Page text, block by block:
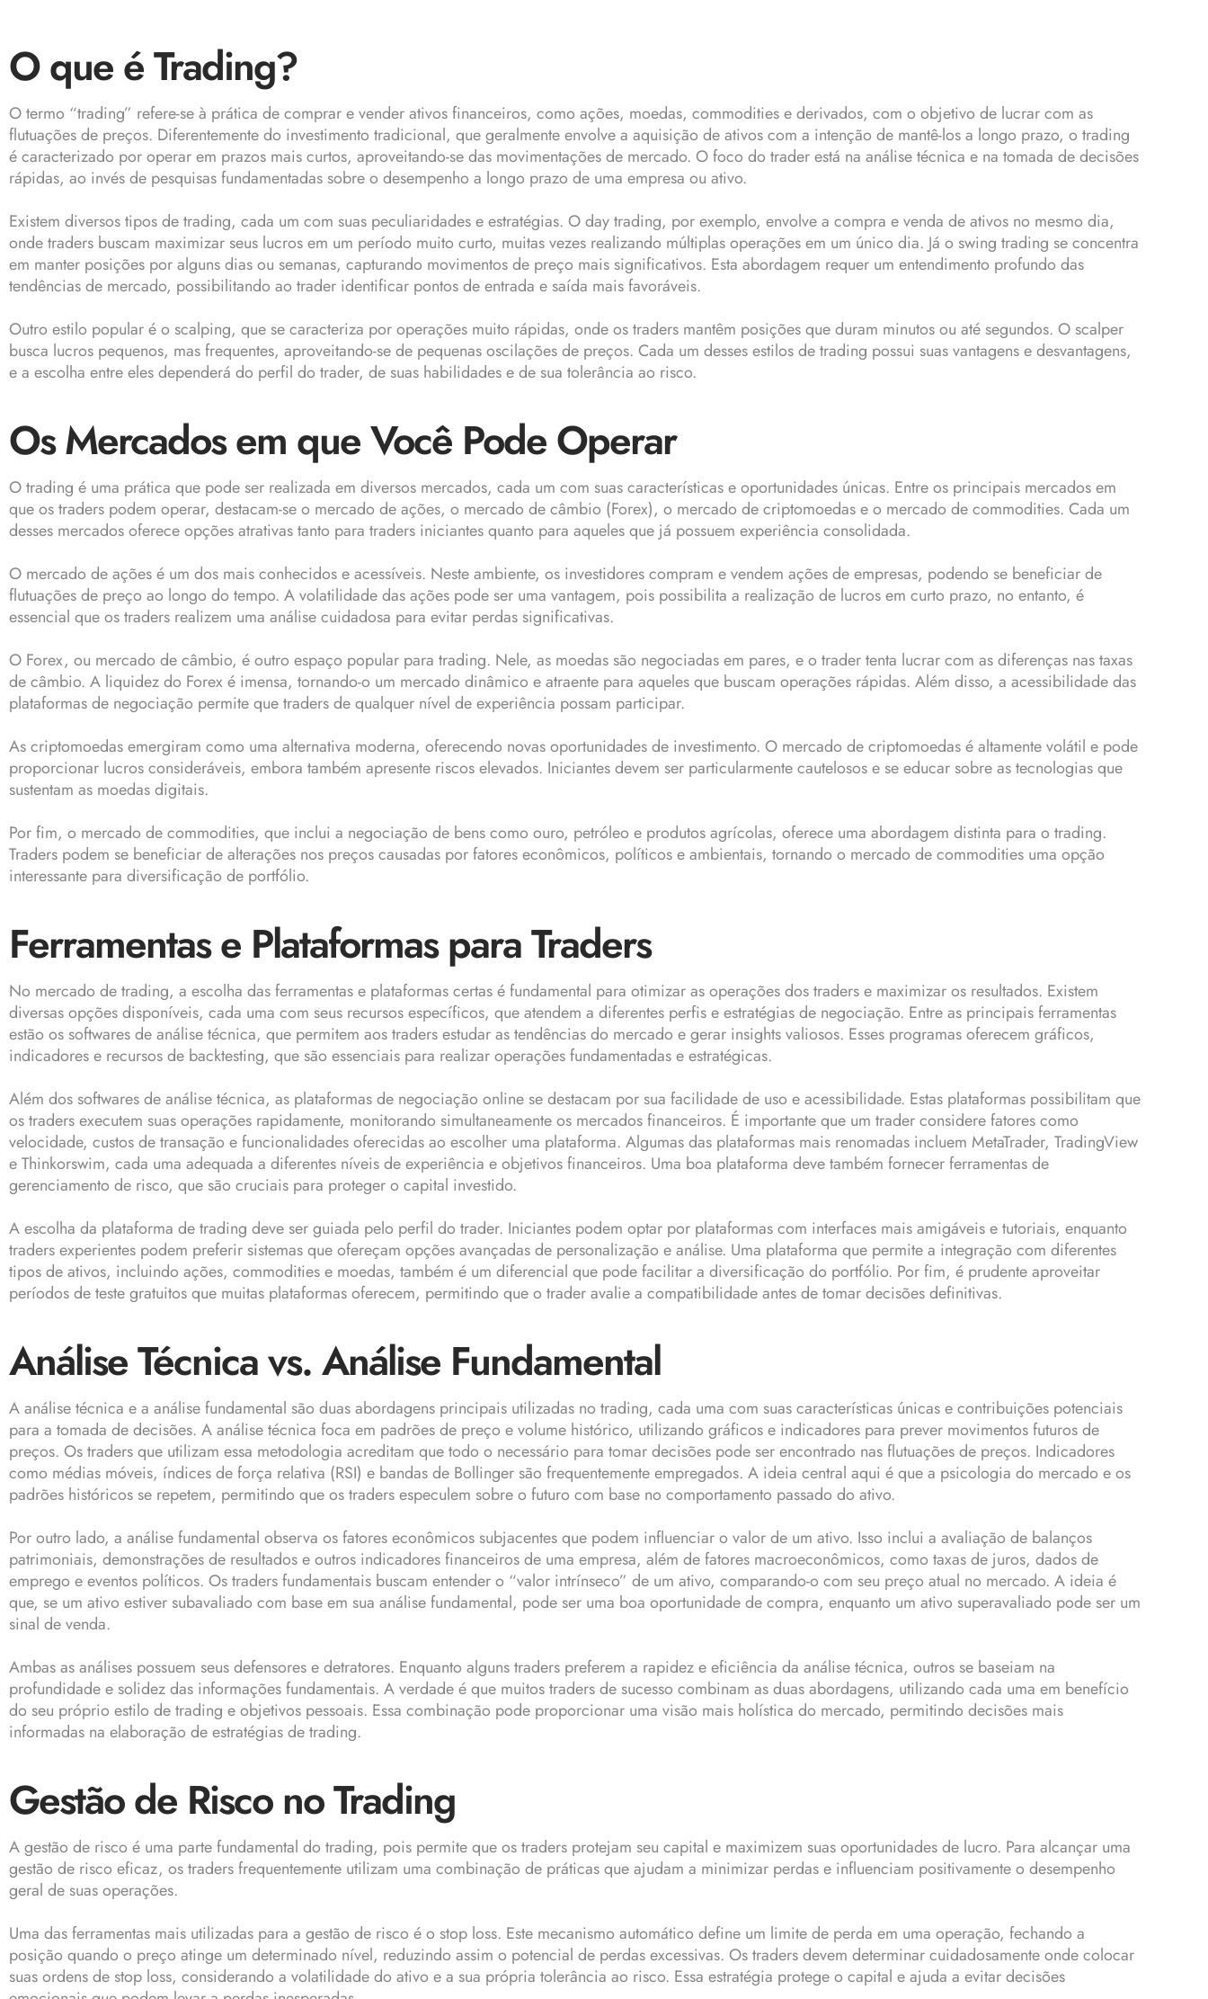
O que é Trading?
O termo “trading” refere-se à prática de comprar e vender ativos financeiros, como ações, moedas, commodities e derivados, com o objetivo de lucrar com as
flutuações de preços. Diferentemente do investimento tradicional, que geralmente envolve a aquisição de ativos com a intenção de mantê-los a longo prazo, o trading
é caracterizado por operar em prazos mais curtos, aproveitando-se das movimentações de mercado. O foco do trader está na análise técnica e na tomada de decisões
rápidas, ao invés de pesquisas fundamentadas sobre o desempenho a longo prazo de uma empresa ou ativo.
Existem diversos tipos de trading, cada um com suas peculiaridades e estratégias. O day trading, por exemplo, envolve a compra e venda de ativos no mesmo dia,
onde traders buscam maximizar seus lucros em um período muito curto, muitas vezes realizando múltiplas operações em um único dia. Já o swing trading se concentra
em manter posições por alguns dias ou semanas, capturando movimentos de preço mais significativos. Esta abordagem requer um entendimento profundo das
tendências de mercado, possibilitando ao trader identificar pontos de entrada e saída mais favoráveis.
Outro estilo popular é o scalping, que se caracteriza por operações muito rápidas, onde os traders mantêm posições que duram minutos ou até segundos. O scalper
busca lucros pequenos, mas frequentes, aproveitando-se de pequenas oscilações de preços. Cada um desses estilos de trading possui suas vantagens e desvantagens,
e a escolha entre eles dependerá do perfil do trader, de suas habilidades e de sua tolerância ao risco.
Os Mercados em que Você Pode Operar
O trading é uma prática que pode ser realizada em diversos mercados, cada um com suas características e oportunidades únicas. Entre os principais mercados em
que os traders podem operar, destacam-se o mercado de ações, o mercado de câmbio (Forex), o mercado de criptomoedas e o mercado de commodities. Cada um
desses mercados oferece opções atrativas tanto para traders iniciantes quanto para aqueles que já possuem experiência consolidada.
O mercado de ações é um dos mais conhecidos e acessíveis. Neste ambiente, os investidores compram e vendem ações de empresas, podendo se beneficiar de
flutuações de preço ao longo do tempo. A volatilidade das ações pode ser uma vantagem, pois possibilita a realização de lucros em curto prazo, no entanto, é
essencial que os traders realizem uma análise cuidadosa para evitar perdas significativas.
O Forex, ou mercado de câmbio, é outro espaço popular para trading. Nele, as moedas são negociadas em pares, e o trader tenta lucrar com as diferenças nas taxas
de câmbio. A liquidez do Forex é imensa, tornando-o um mercado dinâmico e atraente para aqueles que buscam operações rápidas. Além disso, a acessibilidade das
plataformas de negociação permite que traders de qualquer nível de experiência possam participar.
As criptomoedas emergiram como uma alternativa moderna, oferecendo novas oportunidades de investimento. O mercado de criptomoedas é altamente volátil e pode
proporcionar lucros consideráveis, embora também apresente riscos elevados. Iniciantes devem ser particularmente cautelosos e se educar sobre as tecnologias que
sustentam as moedas digitais.
Por fim, o mercado de commodities, que inclui a negociação de bens como ouro, petróleo e produtos agrícolas, oferece uma abordagem distinta para o trading.
Traders podem se beneficiar de alterações nos preços causadas por fatores econômicos, políticos e ambientais, tornando o mercado de commodities uma opção
interessante para diversificação de portfólio.
Ferramentas e Plataformas para Traders
No mercado de trading, a escolha das ferramentas e plataformas certas é fundamental para otimizar as operações dos traders e maximizar os resultados. Existem
diversas opções disponíveis, cada uma com seus recursos específicos, que atendem a diferentes perfis e estratégias de negociação. Entre as principais ferramentas
estão os softwares de análise técnica, que permitem aos traders estudar as tendências do mercado e gerar insights valiosos. Esses programas oferecem gráficos,
indicadores e recursos de backtesting, que são essenciais para realizar operações fundamentadas e estratégicas.
Além dos softwares de análise técnica, as plataformas de negociação online se destacam por sua facilidade de uso e acessibilidade. Estas plataformas possibilitam que
os traders executem suas operações rapidamente, monitorando simultaneamente os mercados financeiros. É importante que um trader considere fatores como
velocidade, custos de transação e funcionalidades oferecidas ao escolher uma plataforma. Algumas das plataformas mais renomadas incluem MetaTrader, TradingView
e Thinkorswim, cada uma adequada a diferentes níveis de experiência e objetivos financeiros. Uma boa plataforma deve também fornecer ferramentas de
gerenciamento de risco, que são cruciais para proteger o capital investido.
A escolha da plataforma de trading deve ser guiada pelo perfil do trader. Iniciantes podem optar por plataformas com interfaces mais amigáveis e tutoriais, enquanto
traders experientes podem preferir sistemas que ofereçam opções avançadas de personalização e análise. Uma plataforma que permite a integração com diferentes
tipos de ativos, incluindo ações, commodities e moedas, também é um diferencial que pode facilitar a diversificação do portfólio. Por fim, é prudente aproveitar
períodos de teste gratuitos que muitas plataformas oferecem, permitindo que o trader avalie a compatibilidade antes de tomar decisões definitivas.
Análise Técnica vs. Análise Fundamental
A análise técnica e a análise fundamental são duas abordagens principais utilizadas no trading, cada uma com suas características únicas e contribuições potenciais
para a tomada de decisões. A análise técnica foca em padrões de preço e volume histórico, utilizando gráficos e indicadores para prever movimentos futuros de
preços. Os traders que utilizam essa metodologia acreditam que todo o necessário para tomar decisões pode ser encontrado nas flutuações de preços. Indicadores
como médias móveis, índices de força relativa (RSI) e bandas de Bollinger são frequentemente empregados. A ideia central aqui é que a psicologia do mercado e os
padrões históricos se repetem, permitindo que os traders especulem sobre o futuro com base no comportamento passado do ativo.
Por outro lado, a análise fundamental observa os fatores econômicos subjacentes que podem influenciar o valor de um ativo. Isso inclui a avaliação de balanços
patrimoniais, demonstrações de resultados e outros indicadores financeiros de uma empresa, além de fatores macroeconômicos, como taxas de juros, dados de
emprego e eventos políticos. Os traders fundamentais buscam entender o “valor intrínseco” de um ativo, comparando-o com seu preço atual no mercado. A ideia é
que, se um ativo estiver subavaliado com base em sua análise fundamental, pode ser uma boa oportunidade de compra, enquanto um ativo superavaliado pode ser um
sinal de venda.
Ambas as análises possuem seus defensores e detratores. Enquanto alguns traders preferem a rapidez e eficiência da análise técnica, outros se baseiam na
profundidade e solidez das informações fundamentais. A verdade é que muitos traders de sucesso combinam as duas abordagens, utilizando cada uma em benefício
do seu próprio estilo de trading e objetivos pessoais. Essa combinação pode proporcionar uma visão mais holística do mercado, permitindo decisões mais
informadas na elaboração de estratégias de trading.
Gestão de Risco no Trading
A gestão de risco é uma parte fundamental do trading, pois permite que os traders protejam seu capital e maximizem suas oportunidades de lucro. Para alcançar uma
gestão de risco eficaz, os traders frequentemente utilizam uma combinação de práticas que ajudam a minimizar perdas e influenciam positivamente o desempenho
geral de suas operações.
Uma das ferramentas mais utilizadas para a gestão de risco é o stop loss. Este mecanismo automático define um limite de perda em uma operação, fechando a
posição quando o preço atinge um determinado nível, reduzindo assim o potencial de perdas excessivas. Os traders devem determinar cuidadosamente onde colocar
suas ordens de stop loss, considerando a volatilidade do ativo e a sua própria tolerância ao risco. Essa estratégia protege o capital e ajuda a evitar decisões